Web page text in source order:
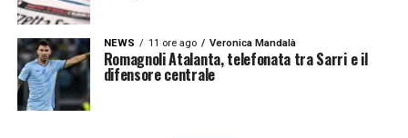
NEWS 11 ore ago Veronica Mandalà
Romagnoli Atalanta, telefonata tra Sarri e il
difensore centrale